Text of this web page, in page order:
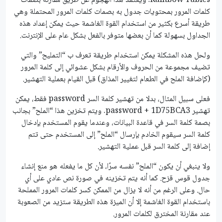
كلمات المرور بمحتويات جدول به بصمات كلمات المرور المحتملة وهي
طريقة أسرع بكثير من استخدام القوة الغاشمة حيث يمكن إعداد هذه
الجداول بسهولة كما أن بعضها متوفر بالفعل بشكل عام على الإنترنت.
ولحل هذه المشكلة يمكن استخدام طريقة تعرف ب “التمليح” والتي
تضيف مجموعة من الحروف والأرقام بشكل عشوائي إلى كلمة المرور
(كإضافة الملح في الطعام لتغيير المذاق) قبل القيام بعملية التهشير.
فعلى سبيل المثال، بدلا من تهشير كلمة السر password فقط، يمكن
تهشير password + 1D75BCA3. ويتم تخزين هذا “الملح” بجانب
بصمة كلمة السر في قاعدة البيانات، وعندما يقوم المستخدم بإدخال
كلمة السر سيقوم الخادم بإرسال “الملح” إلى المستخدم حتى تتم
إضافة إلى كلمة السر قبل عملية التهشير.
ولا ينبغي أن يكون “الملح” نفسه سرًا، لأن كل ما يفعله هو منع إنشاء
جدول قوس قزح. كما أنه يتم تخزينه في صورة نص عادي على أي
حال. وعلى الرغم من أنه لا يزال من الممكن كسر كلمات المرور المملحة
باستخدام القوة الغاشمة إلا أن الميزة هذه الطريقة ستزيد من الصعوبة
عند مقارنة المخترق لكلمات المرور.